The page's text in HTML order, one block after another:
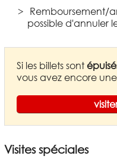
Remboursement/
possible d'annuler
Si les billets sont
vous avez encore
Visites spéciales